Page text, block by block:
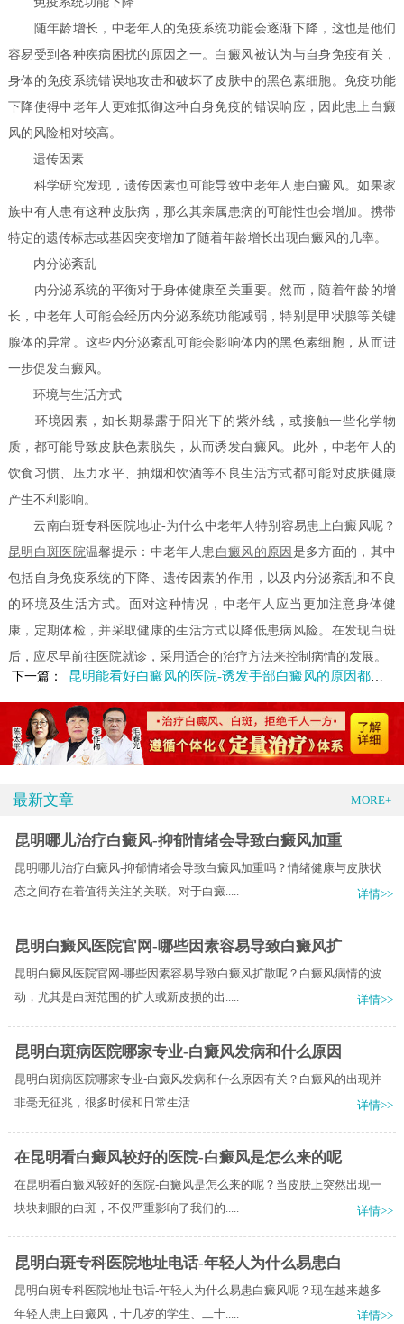
随年龄增长，中老年人的免疫系统功能会逐渐下降，这也是他们
容易受到各种疾病困扰的原因之一。白癜风被认为与自身免疫有关，
身体的免疫系统错误地攻击和破坏了皮肤中的黑色素细胞。免疫功能
下降使得中老年人更难抵御这种自身免疫的错误响应，因此患上白癜
风的风险相对较高。
遗传因素
科学研究发现，遗传因素也可能导致中老年人患白癜风。如果家
族中有人患有这种皮肤病，那么其亲属患病的可能性也会增加。携带
特定的遗传标志或基因突变增加了随着年龄增长出现白癜风的几率。
内分泌紊乱
内分泌系统的平衡对于身体健康至关重要。然而，随着年龄的增
长，中老年人可能会经历内分泌系统功能减弱，特别是甲状腺等关键
腺体的异常。这些内分泌紊乱可能会影响体内的黑色素细胞，从而进
一步促发白癜风。
环境与生活方式
环境因素，如长期暴露于阳光下的紫外线，或接触一些化学物
质，都可能导致皮肤色素脱失，从而诱发白癜风。此外，中老年人的
饮食习惯、压力水平、抽烟和饮酒等不良生活方式都可能对皮肤健康
产生不利影响。
云南白斑专科医院地址-为什么中老年人特别容易患上白癜风呢？
昆明白斑医院温馨提示：中老年人患 白癜风的原因 是多方面的，其中
包括自身免疫系统的下降、遗传因素的作用，以及内分泌紊乱和不良
的环境及生活方式。面对这种情况，中老年人应当更加注意身体健
康，定期体检，并采取健康的生活方式以降低患病风险。在发现白斑
后，应尽早前往医院就诊，采用适合的治疗方法来控制病情的发展。
下一篇：
昆明能看好白癜风的医院-诱发手部白癜风的原因都有哪些
最新文章 MORE+
昆明哪儿治疗白癜风-抑郁情绪会导致白癜风加重
昆明哪儿治疗白癜风-抑郁情绪会导致白癜风加重吗？情绪健康与皮肤状
态之间存在着值得关注的关联。对于白癜.....
详情>>
昆明白癜风医院官网-哪些因素容易导致白癜风扩
昆明白癜风医院官网-哪些因素容易导致白癜风扩散呢？白癜风病情的波
动，尤其是白斑范围的扩大或新皮损的出.....
详情>>
昆明白斑病医院哪家专业-白癜风发病和什么原因
昆明白斑病医院哪家专业-白癜风发病和什么原因有关？​白癜风的出现并
非毫无征兆，很多时候和日常生活.....
详情>>
在昆明看白癜风较好的医院-白癜风是怎么来的呢
在昆明看白癜风较好的医院-白癜风是怎么来的呢？当皮肤上突然出现一
块块刺眼的白斑，不仅严重影响了我们的.....
详情>>
昆明白斑专科医院地址电话-年轻人为什么易患白
昆明白斑专科医院地址电话-年轻人为什么易患白癜风呢？现在越来越多
年轻人患上白癜风，十几岁的学生、二十.....
详情>>